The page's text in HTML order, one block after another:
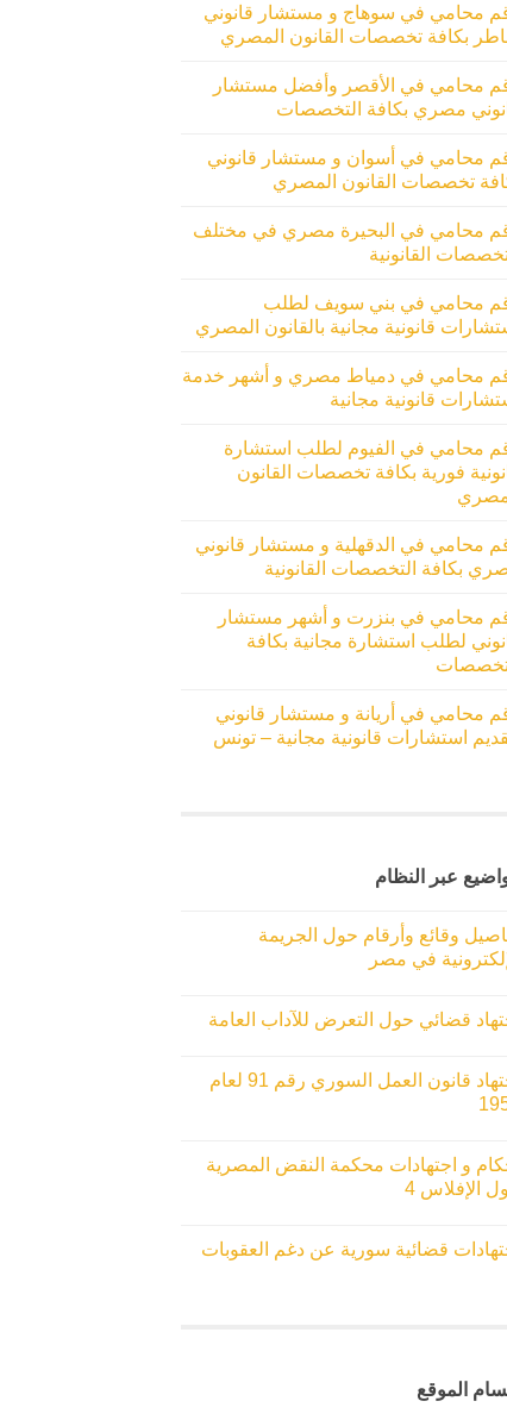
محامي في سوهاج و مستشار قانوني
بكافة تخصصات القانون المصري
محامي في الأقصر وأفضل مستشار
مصري بكافة التخصصات
محامي في أسوان و مستشار قانوني
تخصصات القانون المصري
محامي في البحيرة مصري في مختلف
القانونية
محامي في بني سويف لطلب
قانونية مجانية بالقانون المصري
محامي في دمياط مصري و أشهر خدمة
قانونية مجانية
محامي في الفيوم لطلب استشارة
فورية بكافة تخصصات القانون
محامي في الدقهلية و مستشار قانوني
بكافة التخصصات القانونية
محامي في بنزرت و أشهر مستشار
لطلب استشارة مجانية بكافة
محامي في أريانة و مستشار قانوني
استشارات قانونية مجانية – تونس
عبر النظام
وقائع وأرقام حول الجريمة
في مصر
قضائي حول التعرض للآداب العامة
اجتهاد قانون العمل السوري رقم 91 لعام
و اجتهادات محكمة النقض المصرية
الإفلاس 4
قضائية سورية عن دغم العقوبات
الموقع